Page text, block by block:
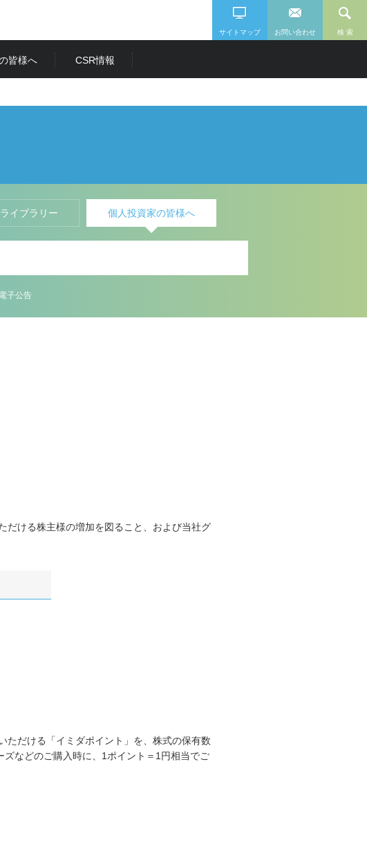
サイトマップ お問い合わせ 検 索
皆様へ CSR情報
イブラリー 個人投資家の皆様へ
電子公告
だける株主様の増加を図ること、および当社グ
ただける「イミダポイント」を、株式の保有数
などのご購入時に、1ポイント＝1円相当でご